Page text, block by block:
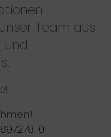
Team aus
und
0